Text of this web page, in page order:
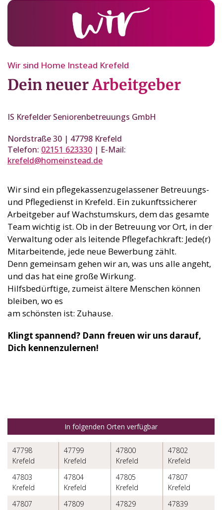
Wir sind Home Instead Krefeld
Dein neuerArbeitgeber
IS Krefelder Seniorenbetreuungs GmbH
Nordstraße 30 | 47798 Krefeld
Telefon: 02151 623330 | E-Mail:
krefeld@homeinstead.de
Wir sind ein pflegekassenzugelassener Betreuungs-
und Pflegedienst in Krefeld. Ein zukunftssicherer
Arbeitgeber auf Wachstumskurs, dem das gesamte
Team wichtig ist. Ob in der Betreuung vor Ort, in der
Verwaltung oder als leitende Pflegefachkraft: Jede(r)
Mitarbeitende, jede neue Bewerbung zählt.
Denn gemeinsam gehen wir an, was uns alle angeht,
und das hat eine große Wirkung.
Hilfsbedürftige, zumeist ältere Menschen können
bleiben, wo es
am schönsten ist: Zuhause.
Klingt spannend? Dann freuen wir uns darauf,
Dich kennenzulernen!
In folgenden Orten verfügbar
47798
Krefeld
47799
Krefeld
47800
Krefeld
47802
Krefeld
47803
Krefeld
47804
Krefeld
47805
Krefeld
47807
Krefeld
47807
47809
47829
47839